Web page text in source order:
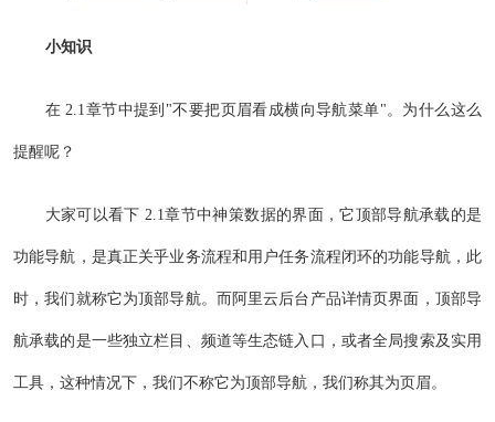
小知识
在 2.1章节中提到"不要把页眉看成横向导航菜单"。为什么这么
提醒呢？
大家可以看下 2.1章节中神策数据的界面，它顶部导航承载的是
功能导航，是真正关乎业务流程和用户任务流程闭环的功能导航，此
时，我们就称它为顶部导航。而阿里云后台产品详情页界面，顶部导
航承载的是一些独立栏目、频道等生态链入口，或者全局搜索及实用
工具，这种情况下，我们不称它为顶部导航，我们称其为页眉。